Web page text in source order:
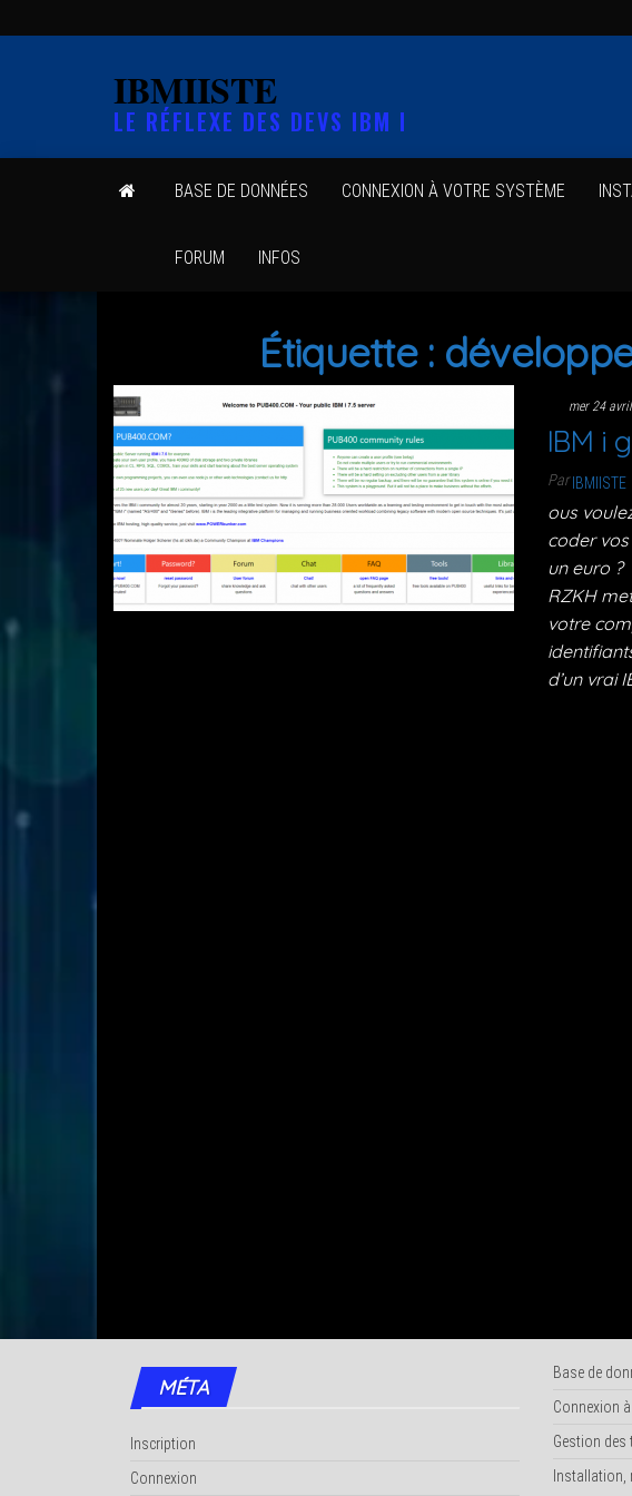
IBMIISTE
LE RÉFLEXE DES DEVS IBM I
BASE DE DONNÉES CONNEXION À VOTRE SYSTÈME
FORUM INFOS
Étiquette :
mer 24
IBM i
Par IBMIISTE
ous
coder
un euro ?
RZKH
votre
d’un vrai
MÉTA
Inscription
Connexion
Base de
Connexion
Gestion des
Installation,